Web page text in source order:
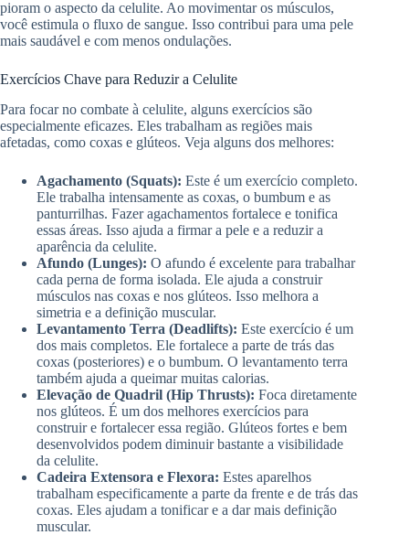
pioram o aspecto da celulite. Ao movimentar os músculos,
você estimula o fluxo de sangue. Isso contribui para uma pele
mais saudável e com menos ondulações.
Exercícios Chave para Reduzir a Celulite
Para focar no combate à celulite, alguns exercícios são
especialmente eficazes. Eles trabalham as regiões mais
afetadas, como coxas e glúteos. Veja alguns dos melhores:
Agachamento (Squats): Este é um exercício completo.
Ele trabalha intensamente as coxas, o bumbum e as
panturrilhas. Fazer agachamentos fortalece e tonifica
essas áreas. Isso ajuda a firmar a pele e a reduzir a
aparência da celulite.
Afundo (Lunges): O afundo é excelente para trabalhar
cada perna de forma isolada. Ele ajuda a construir
músculos nas coxas e nos glúteos. Isso melhora a
simetria e a definição muscular.
Levantamento Terra (Deadlifts): Este exercício é um
dos mais completos. Ele fortalece a parte de trás das
coxas (posteriores) e o bumbum. O levantamento terra
também ajuda a queimar muitas calorias.
Elevação de Quadril (Hip Thrusts): Foca diretamente
nos glúteos. É um dos melhores exercícios para
construir e fortalecer essa região. Glúteos fortes e bem
desenvolvidos podem diminuir bastante a visibilidade
da celulite.
Cadeira Extensora e Flexora: Estes aparelhos
trabalham especificamente a parte da frente e de trás das
coxas. Eles ajudam a tonificar e a dar mais definição
muscular.